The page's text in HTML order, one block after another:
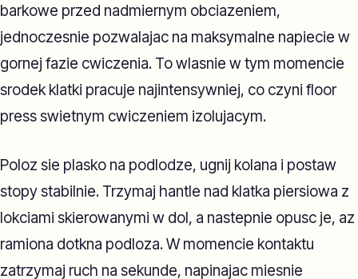
barkowe przed nadmiernym obciazeniem,
jednoczesnie pozwalajac na maksymalne napiecie w
gornej fazie cwiczenia. To wlasnie w tym momencie
srodek klatki pracuje najintensywniej, co czyni floor
press swietnym cwiczeniem izolujacym.
Poloz sie plasko na podlodze, ugnij kolana i postaw
stopy stabilnie. Trzymaj hantle nad klatka piersiowa z
lokciami skierowanymi w dol, a nastepnie opusc je, az
ramiona dotkna podloza. W momencie kontaktu
zatrzymaj ruch na sekunde, napinajac miesnie